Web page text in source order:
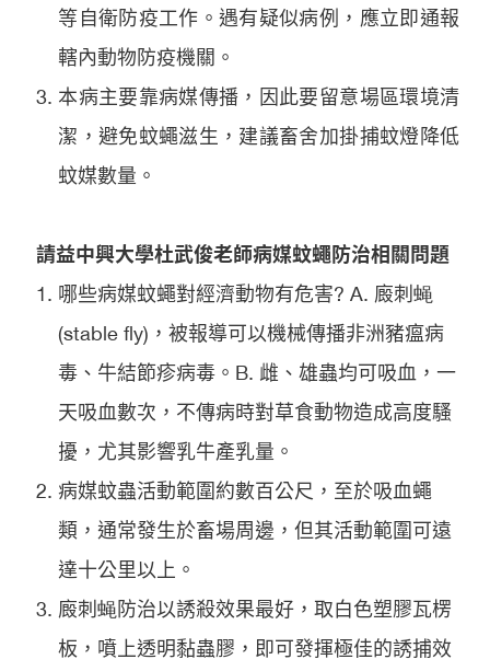
等自衛防疫工作。遇有疑似病例，應立即通報
轄內動物防疫機關。
本病主要靠病媒傳播，因此要留意場區環境清
潔，避免蚊蠅滋生，建議畜舍加掛捕蚊燈降低
蚊媒數量。
請益中興大學杜武俊老師病媒蚊蠅防治相關問題
哪些病媒蚊蠅對經濟動物有危害? A. 廄刺蝇
(stable fly)，被報導可以機械傳播非洲豬瘟病
毒、牛結節疹病毒。B. 雌、雄蟲均可吸血，一
天吸血數次，不傳病時對草食動物造成高度騷
擾，尤其影響乳牛產乳量。
病媒蚊蟲活動範圍約數百公尺，至於吸血蠅
類，通常發生於畜場周邊，但其活動範圍可遠
達十公里以上。
廄刺蝇防治以誘殺效果最好，取白色塑膠瓦楞
板，噴上透明黏蟲膠，即可發揮極佳的誘捕效